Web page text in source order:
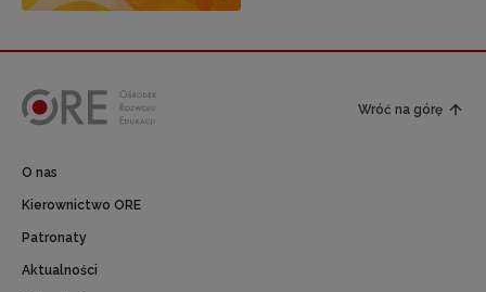
Wróć na górę
O nas
Kierownictwo ORE
Patronaty
Aktualności